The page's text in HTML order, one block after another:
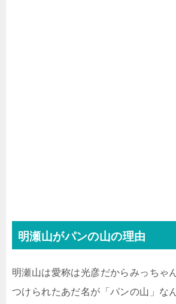
明瀬山がパンの山の理由
明瀬山は愛称は光彦だからみっちゃ
つけられたあだ名が「パンの山」な